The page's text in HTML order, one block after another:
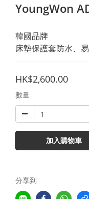
YoungWon
韓國品牌
床墊保護套防水、
HK$2,600.00
數量
加入購物車
分享到